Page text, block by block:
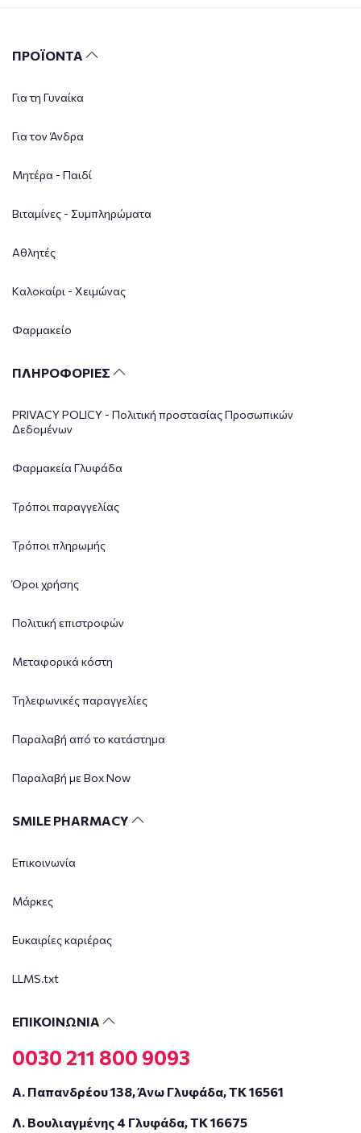
ΠΡΟΪΟΝΤΑ
Για τη Γυναίκα
Για τον Άνδρα
Μητέρα - Παιδί
Βιταμίνες - Συμπληρώματα
Αθλητές
Καλοκαίρι - Χειμώνας
Φαρμακείο
ΠΛΗΡΟΦΟΡΙΕΣ
PRIVACY POLICY - Πολιτική προστασίας Προσωπικών
Δεδομένων
Φαρμακεία Γλυφάδα
Τρόποι παραγγελίας
Τρόποι πληρωμής
Όροι χρήσης
Πολιτική επιστροφών
Μεταφορικά κόστη
Τηλεφωνικές παραγγελίες
Παραλαβή από το κατάστημα
Παραλαβή με Box Now
SMILE PHARMACY
Επικοινωνία
Μάρκες
Ευκαιρίες καριέρας
LLMS.txt
ΕΠΙΚΟΙΝΩΝΙΑ
0030 211 800 9093
Α. Παπανδρέου 138, Άνω Γλυφάδα, ΤΚ 16561
Λ. Βουλιαγμένης 4 Γλυφάδα, ΤΚ 16675